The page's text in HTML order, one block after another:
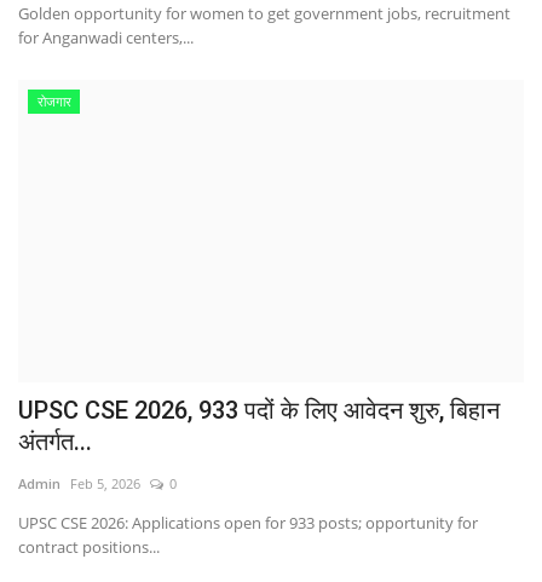
Golden opportunity for women to get government jobs, recruitment
for Anganwadi centers,...
रोजगार
UPSC CSE 2026, 933 पदों के लिए आवेदन शुरु, बिहान
अंतर्गत...
Admin Feb 5, 2026 0
UPSC CSE 2026: Applications open for 933 posts; opportunity for
contract positions...